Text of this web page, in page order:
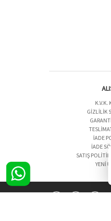
K.V.K.
GIZLILIK
İADE
İADE
SATIŞ
YENI